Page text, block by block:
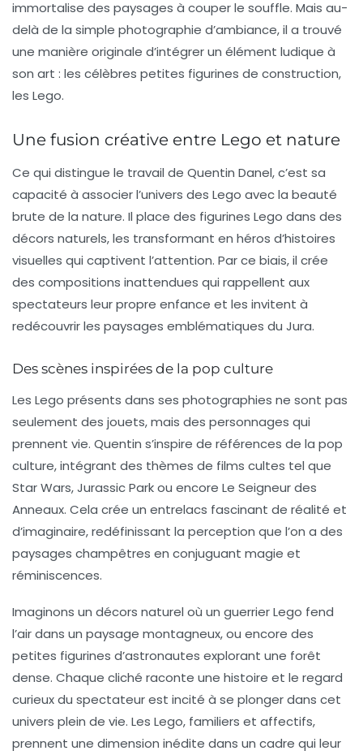
immortalise des paysages à couper le souffle. Mais au-
delà de la simple photographie d’ambiance, il a trouvé
une manière originale d’intégrer un élément ludique à
son art : les célèbres petites figurines de construction,
les Lego.
Une fusion créative entre Lego et nature
Ce qui distingue le travail de Quentin Danel, c’est sa
capacité à associer l’univers des Lego avec la beauté
brute de la nature. Il place des figurines Lego dans des
décors naturels, les transformant en héros d’histoires
visuelles qui captivent l’attention. Par ce biais, il crée
des compositions inattendues qui rappellent aux
spectateurs leur propre enfance et les invitent à
redécouvrir les paysages emblématiques du Jura.
Des scènes inspirées de la pop culture
Les Lego présents dans ses photographies ne sont pas
seulement des jouets, mais des personnages qui
prennent vie. Quentin s’inspire de références de la pop
culture, intégrant des thèmes de films cultes tel que
Star Wars,Jurassic Parkou encore Le Seigneur des
Anneaux. Cela crée un entrelacs fascinant de réalité et
d’imaginaire, redéfinissant la perception que l’on a des
paysages champêtres en conjuguant magie et
réminiscences.
Imaginons un décors naturel où un guerrier Lego fend
l’air dans un paysage montagneux, ou encore des
petites figurines d’astronautes explorant une forêt
dense. Chaque cliché raconte une histoire et le regard
curieux du spectateur est incité à se plonger dans cet
univers plein de vie. Les Lego, familiers et affectifs,
prennent une dimension inédite dans un cadre qui leur